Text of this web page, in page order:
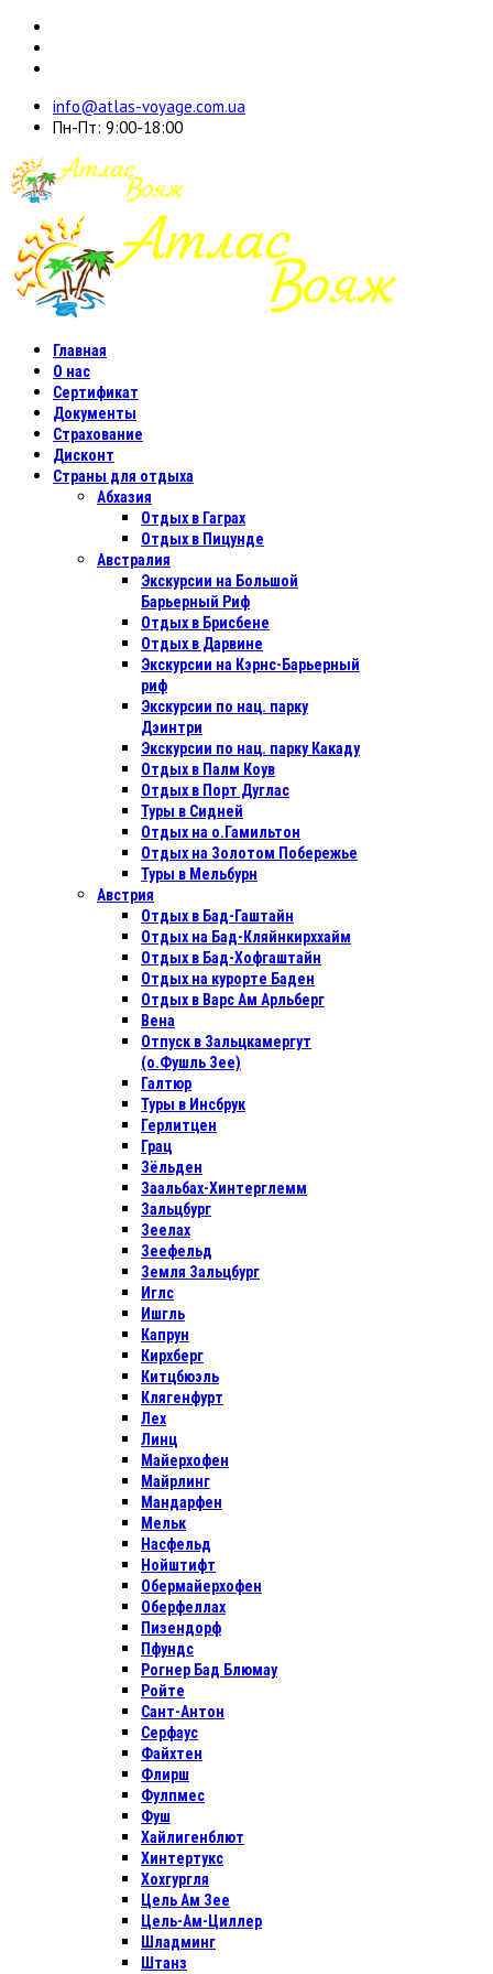
info@atlas-voyage.com.ua
Пн-Пт: 9:00-18:00
Главная
О нас
Сертификат
Документы
Страхование
Дисконт
Страны для отдыха
Абхазия
Отдых в Гаграх
Отдых в Пицунде
Австралия
Экскурсии на Большой
Барьерный Риф
Отдых в Бриcбене
Отдых в Дарвине
Экскурсии на Кэрнс-Барьерный
риф
Экскурсии по нац. парку
Дэинтри
Экскурсии по нац. парку Какаду
Отдых в Палм Коув
Отдых в Порт Дуглас
Туры в Сидней
Отдых на о.Гамильтон
Отдых на Золотом Побережье
Туры в Мельбурн
Австрия
Отдых в Бад-Гаштайн
Отдых на Бад-Кляйнкирххайм
Отдых в Бад-Хофгаштайн
Отдых на курорте Баден
Отдых в Варс Ам Арльберг
Вена
Отпуск в Зальцкамергут
(о.Фушль Зее)
Галтюр
Туры в Инсбрук
Герлитцен
Грац
Зёльден
Заальбах-Хинтерглемм
Зальцбург
Зеелах
Зеефельд
Земля Зальцбург
Иглс
Ишгль
Капрун
Кирхберг
Китцбюэль
Клягенфурт
Лех
Линц
Майерхофен
Майрлинг
Мандарфен
Мельк
Насфельд
Нойштифт
Обермайерхофен
Оберфеллах
Пизендорф
Пфундс
Рогнер Бад Блюмау
Ройте
Сант-Антон
Серфаус
Файхтен
Флирш
Фулпмес
Фуш
Хайлигенблют
Хинтертукс
Хохгургля
Цель Ам Зее
Цель-Ам-Циллер
Шладминг
Штанз